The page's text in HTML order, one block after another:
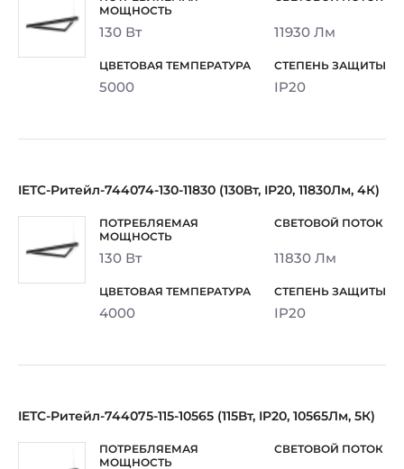
130 Вт 11930 Лм
5000 IP20
IETC-Ритейл-744074-130-11830 (130Вт, IP20, 11830Лм, 4К)
130 Вт 11830 Лм
4000 IP20
IETC-Ритейл-744075-115-10565 (115Вт, IP20, 10565Лм, 5К)